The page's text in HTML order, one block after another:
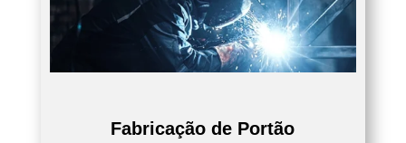
Fabricação de Portão